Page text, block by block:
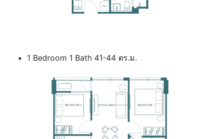
1 Bedroom 1 Bath 41-44 ตร.ม.